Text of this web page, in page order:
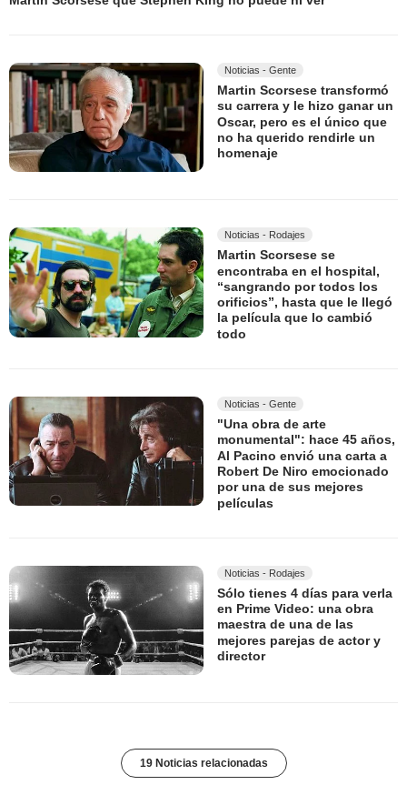
Noticias - Gente
Martin Scorsese transformó
su carrera y le hizo ganar un
Oscar, pero es el único que
no ha querido rendirle un
homenaje
Noticias - Rodajes
Martin Scorsese se
encontraba en el hospital,
“sangrando por todos los
orificios”, hasta que le llegó
la película que lo cambió
todo
Noticias - Gente
"Una obra de arte
monumental": hace 45 años,
Al Pacino envió una carta a
Robert De Niro emocionado
por una de sus mejores
películas
Noticias - Rodajes
Sólo tienes 4 días para verla
en Prime Video: una obra
maestra de una de las
mejores parejas de actor y
director
19 Noticias relacionadas